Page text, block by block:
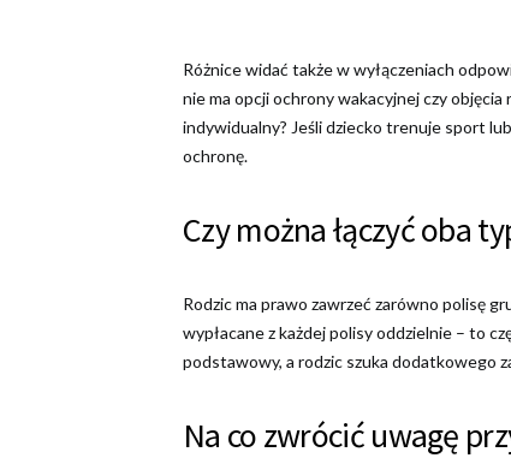
Różnice widać także w wyłączeniach
nie ma opcji ochrony wakacyjnej czy
indywidualny? Jeśli dziecko trenuje sport
ochronę.
Czy można łączyć oba
Rodzic ma prawo zawrzeć zarówno polisę
wypłacane z każdej polisy oddzielnie – to
podstawowy, a rodzic szuka dodatkowego
Na co zwrócić uwagę